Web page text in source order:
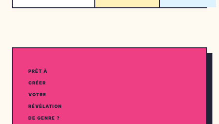
PRÊT À
CRÉER
VOTRE
RÉVÉLATION
DE GENRE ?